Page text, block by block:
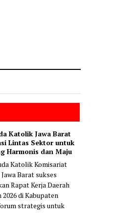
Katolik Jawa Barat
Lintas Sektor untuk
Harmonis dan Maju
Katolik Komisariat
Barat sukses
Rapat Kerja Daerah
di Kabupaten
strategis untuk